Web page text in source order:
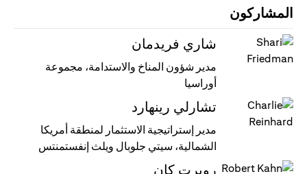
المشاركون
شاري فريدمان
مدير شؤون المناخ والاستدامة، مجموعة
أوراسيا
تشارلي رينهارد
مدير إستراتيجية الاستثمار لمنطقة أمريكا
الشمالية، سيتي جلوبال ويلث إنفستمنتس
روبرت كان